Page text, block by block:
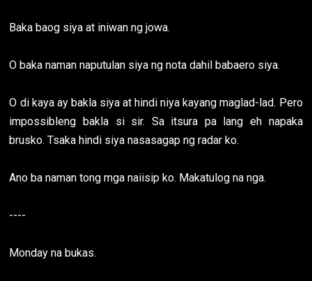
Baka baog siya at iniwan ng jowa.
O baka naman naputulan siya ng nota dahil babaero siya.
O di kaya ay bakla siya at hindi niya kayang maglad-lad. Pero
impossibleng bakla si sir. Sa itsura pa lang eh napaka
brusko. Tsaka hindi siya nasasagap ng radar ko.
Ano ba naman tong mga naiisip ko. Makatulog na nga.
----
Monday na bukas.